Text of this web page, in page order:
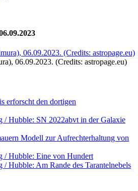
06.09.2023. (Credits: astropage.eu)
erforscht den dortigen
/ Hubble: SN 2022abvt in der Galaxie
Modell zur Aufrechterhaltung von
/ Hubble: Eine von Hundert
Hubble: Am Rande des Tarantelnebels